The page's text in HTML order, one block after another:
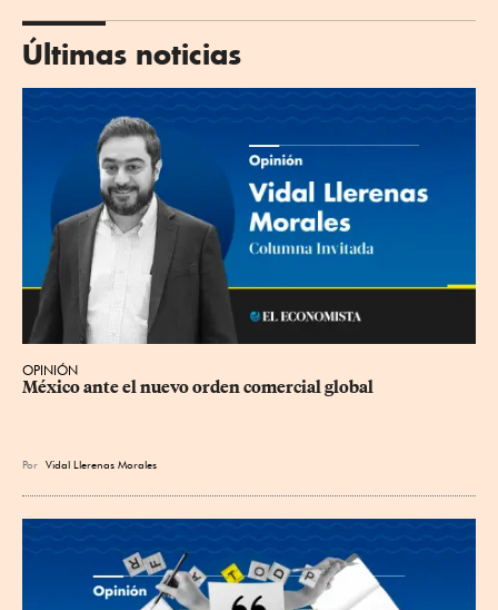
Últimas noticias
OPINIÓN
México ante el nuevo orden comercial global
Por Vidal Llerenas Morales